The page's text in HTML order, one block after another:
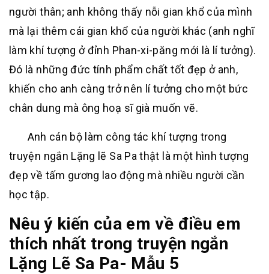
người thân; anh không thấy nỗi gian khổ của mình
mà lại thêm cái gian khổ của người khác (anh nghĩ
làm khí tượng ở đỉnh Phan-xi-păng mới là lí tưởng).
Đó là những đức tính phẩm chất tốt đẹp ở anh,
khiến cho anh càng trở nên lí tưởng cho một bức
chân dung mà ông hoạ sĩ già muốn vẽ.
Anh cán bộ làm công tác khí tượng trong
truyện ngắn Lặng lẽ Sa Pa thật là một hình tượng
đẹp về tấm gương lao động mà nhiều người cần
học tập.
Nêu ý kiến của em về điều em
thích nhất trong truyện ngắn
Lặng Lẽ Sa Pa- Mẫu 5